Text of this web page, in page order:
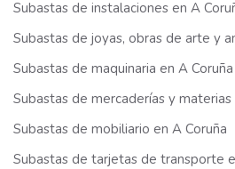
Subastas de instalaciones en A
Subastas de joyas, obras de arte y
Subastas de maquinaria en A Coruña
Subastas de mercaderías y materias
Subastas de mobiliario en A Coruña
Subastas de tarjetas de transporte